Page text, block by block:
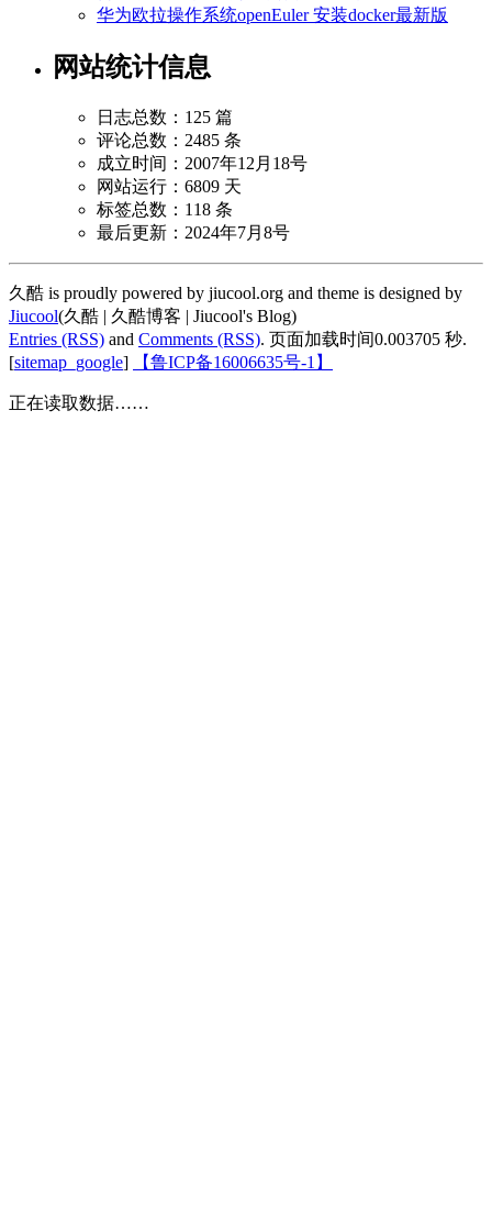
华为欧拉操作系统openEuler 安装docker最新版
网站统计信息
日志总数：125 篇
评论总数：2485 条
成立时间：2007年12月18号
网站运行：6809 天
标签总数：118 条
最后更新：2024年7月8号
久酷 is proudly powered by jiucool.org and theme is designed by
Jiucool(久酷 | 久酷博客 | Jiucool's Blog)
Entries (RSS) and Comments (RSS). 页面加载时间0.003705 秒.
[sitemap_google] 【鲁ICP备16006635号-1】
正在读取数据……